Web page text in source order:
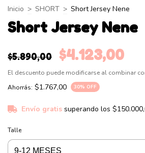
Inicio > SHORT > Short Jersey Nene
Short Jersey Nene
$5.890,00 $4.123,00
El descuento puede modificarse al combinar
Ahorrás: $1.767,00 30% OFF
Envío gratis superando los
Talle